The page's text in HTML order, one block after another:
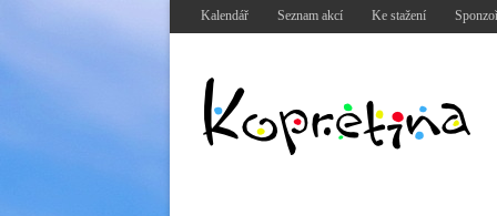
Kalendář Seznam akcí Ke stažení